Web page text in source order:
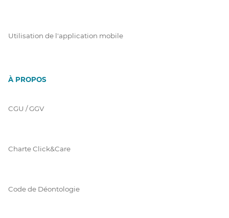
Utilisation de l'application mobile
À PROPOS
CGU / GGV
Charte Click&Care
Code de Déontologie